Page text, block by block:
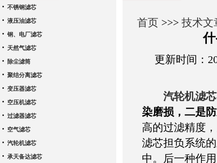
首页 >>> 技术文
更新时间：
汽轮机滤芯
染磨损，二是
高的过滤精度
滤芯担负系统
中。后一种作
不锈钢滤芯
液压油滤芯
钢、电厂滤芯
天然气滤芯
除尘滤筒
聚结分离滤芯
变压器滤芯
空压机滤芯
过滤器滤芯
空气滤芯
汽轮机滤芯
承天备达滤芯